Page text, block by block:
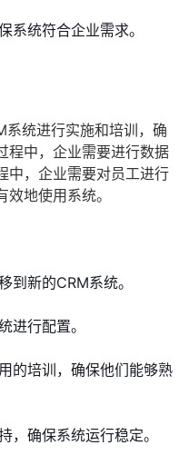
系统符合企业需求。
系统进行实施和培训，确
程中，企业需要进行数据
中，企业需要对员工进行
地使用系统。
到新的CRM系统。
进行配置。
的培训，确保他们能够熟
，确保系统运行稳定。